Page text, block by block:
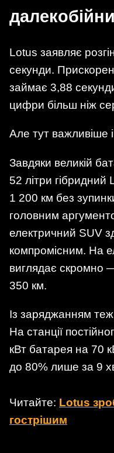
Lotus заявляє
секунди.
займає 3,88
цифри більш ніж
Але тут важливіше
Завдяки великій
52 літри
1 200 км без
головним
електричний SUV
компромісним. На
виглядає скромно
350 км.
Із заряджанням
На станції
кВт батарея на 70
до 80% лише за 9
Читайте: Lotus
гострішим